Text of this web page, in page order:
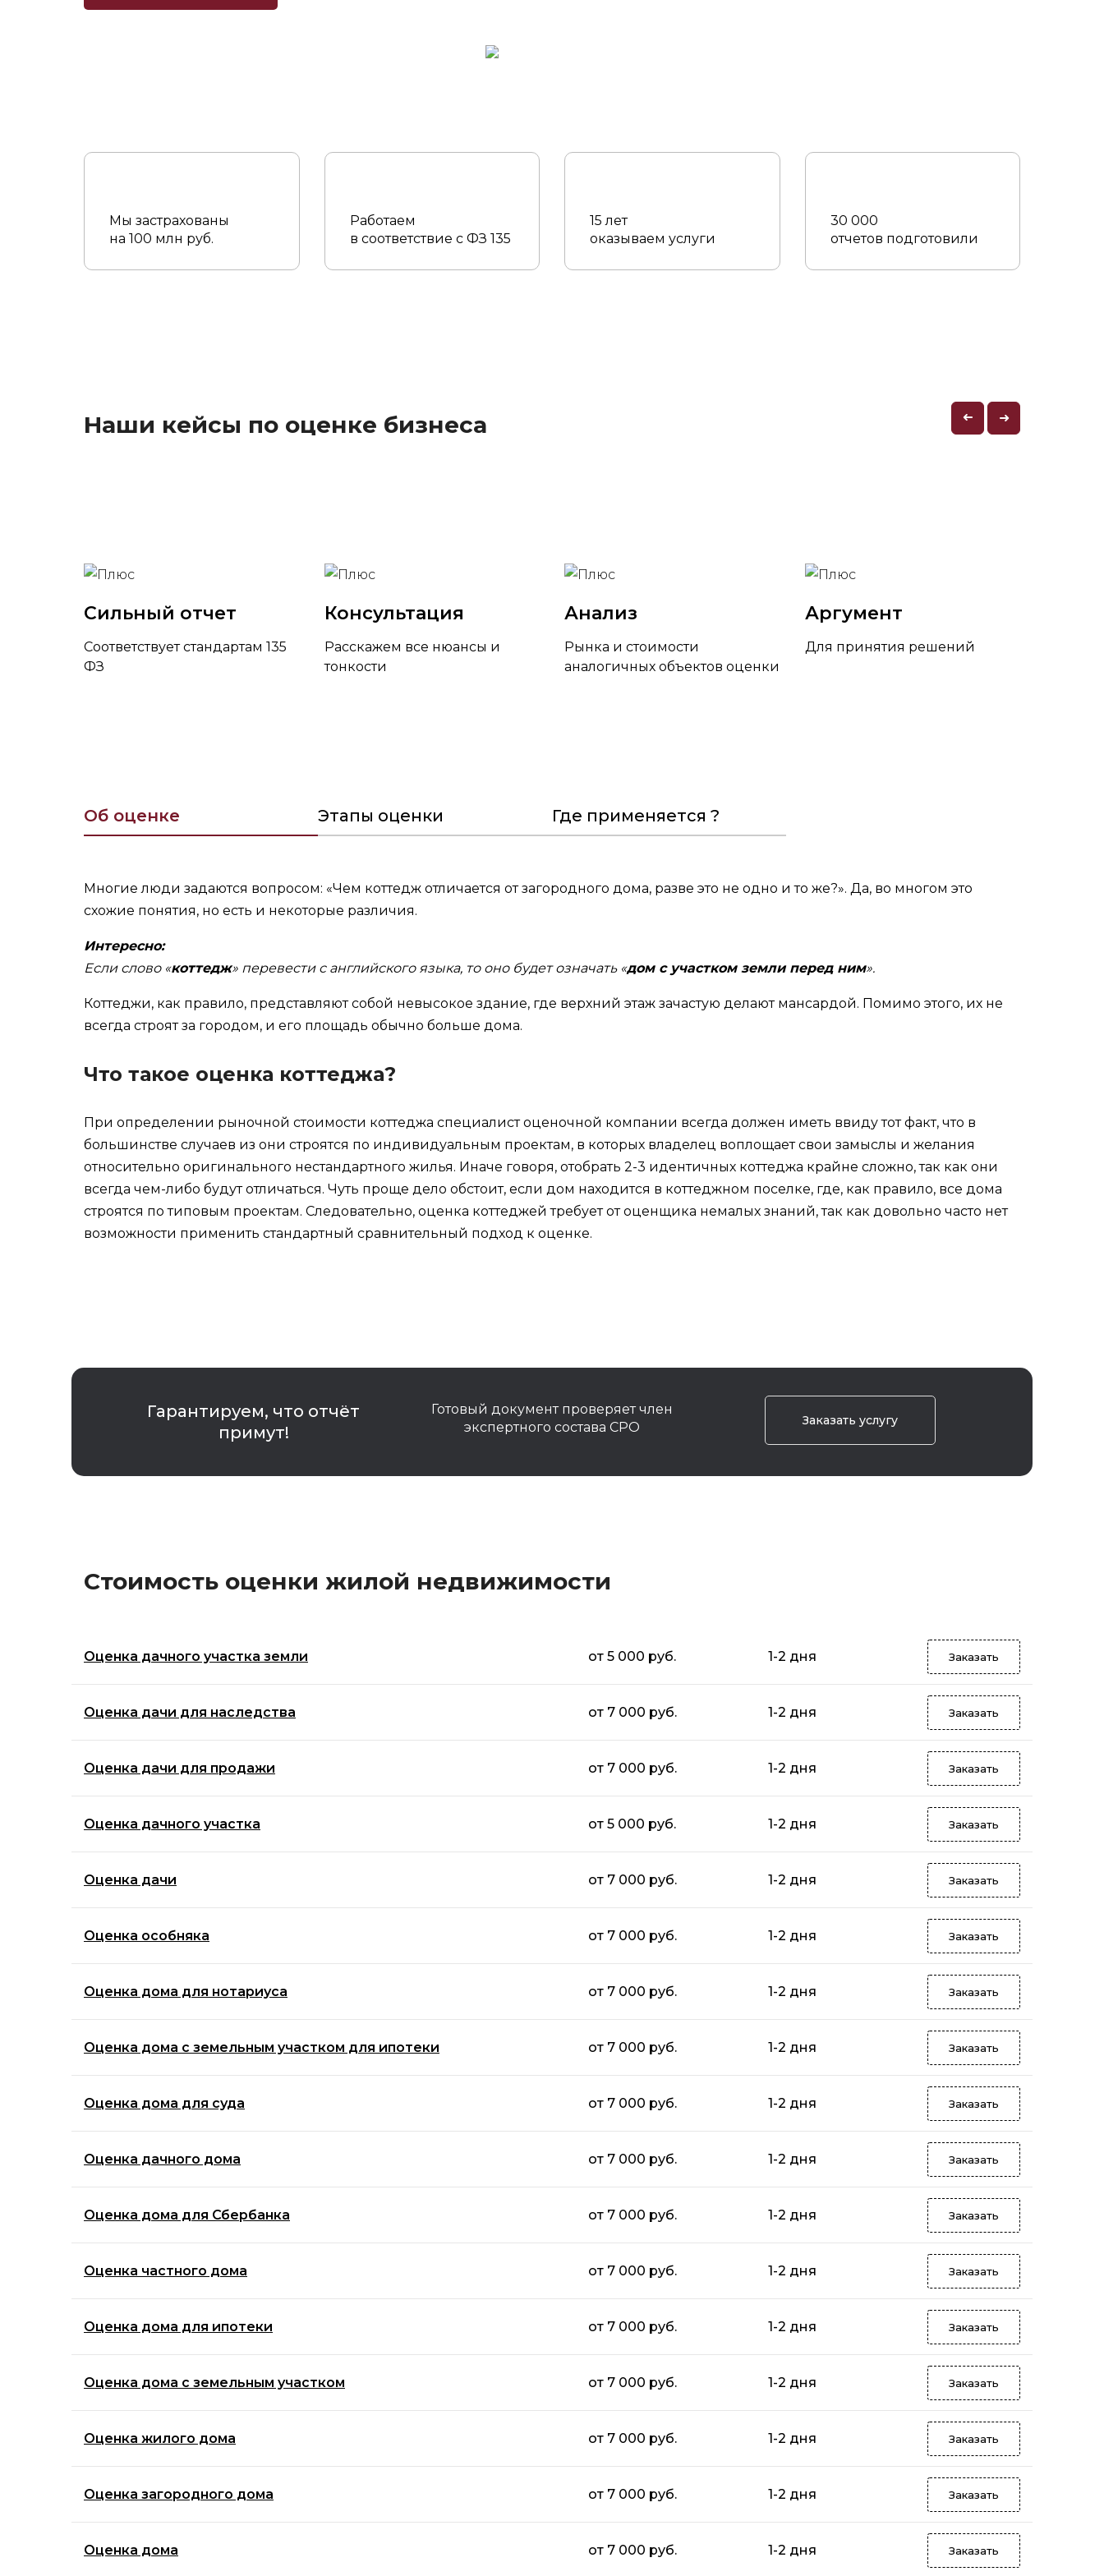
Мы застрахованы
на 100 млн руб.
Работаем
в соответствие с ФЗ 135
15 лет
оказываем услуги
30 000
отчетов подготовили
Наши кейсы по оценке бизнеса ➜ ➜
Сильный отчет
Соответствует стандартам 135
ФЗ
Консультация
Расскажем все нюансы и
тонкости
Анализ
Рынка и стоимости
аналогичных объектов оценки
Аргумент
Для принятия решений
Об оценке Этапы оценки Где применяется ?
Многие люди задаются вопросом: «Чем коттедж отличается от загородного дома, разве это не одно и то же?». Да, во многом это
схожие понятия, но есть и некоторые различия.
Интересно:
Если слово «коттедж» перевести с английского языка, то оно будет означать «дом с участком земли перед ним».
Коттеджи, как правило, представляют собой невысокое здание, где верхний этаж зачастую делают мансардой. Помимо этого, их не
всегда строят за городом, и его площадь обычно больше дома.
Что такое оценка коттеджа?
При определении рыночной стоимости коттеджа специалист оценочной компании всегда должен иметь ввиду тот факт, что в
большинстве случаев из они строятся по индивидуальным проектам, в которых владелец воплощает свои замыслы и желания
относительно оригинального нестандартного жилья. Иначе говоря, отобрать 2-3 идентичных коттеджа крайне сложно, так как они
всегда чем-либо будут отличаться. Чуть проще дело обстоит, если дом находится в коттеджном поселке, где, как правило, все дома
строятся по типовым проектам. Следовательно, оценка коттеджей требует от оценщика немалых знаний, так как довольно часто нет
возможности применить стандартный сравнительный подход к оценке.
Гарантируем, что отчёт
примут!
Готовый документ проверяет член
экспертного состава СРО
Заказать услугу
Стоимость оценки жилой недвижимости
Оценка дачного участка земли от 5 000 руб. 1-2 дня Заказать
Оценка дачи для наследства от 7 000 руб. 1-2 дня Заказать
Оценка дачи для продажи от 7 000 руб. 1-2 дня Заказать
Оценка дачного участка от 5 000 руб. 1-2 дня Заказать
Оценка дачи от 7 000 руб. 1-2 дня Заказать
Оценка особняка от 7 000 руб. 1-2 дня Заказать
Оценка дома для нотариуса от 7 000 руб. 1-2 дня Заказать
Оценка дома с земельным участком для ипотеки от 7 000 руб. 1-2 дня Заказать
Оценка дома для суда от 7 000 руб. 1-2 дня Заказать
Оценка дачного дома от 7 000 руб. 1-2 дня Заказать
Оценка дома для Сбербанка от 7 000 руб. 1-2 дня Заказать
Оценка частного дома от 7 000 руб. 1-2 дня Заказать
Оценка дома для ипотеки от 7 000 руб. 1-2 дня Заказать
Оценка дома с земельным участком от 7 000 руб. 1-2 дня Заказать
Оценка жилого дома от 7 000 руб. 1-2 дня Заказать
Оценка загородного дома от 7 000 руб. 1-2 дня Заказать
Оценка дома от 7 000 руб. 1-2 дня Заказать